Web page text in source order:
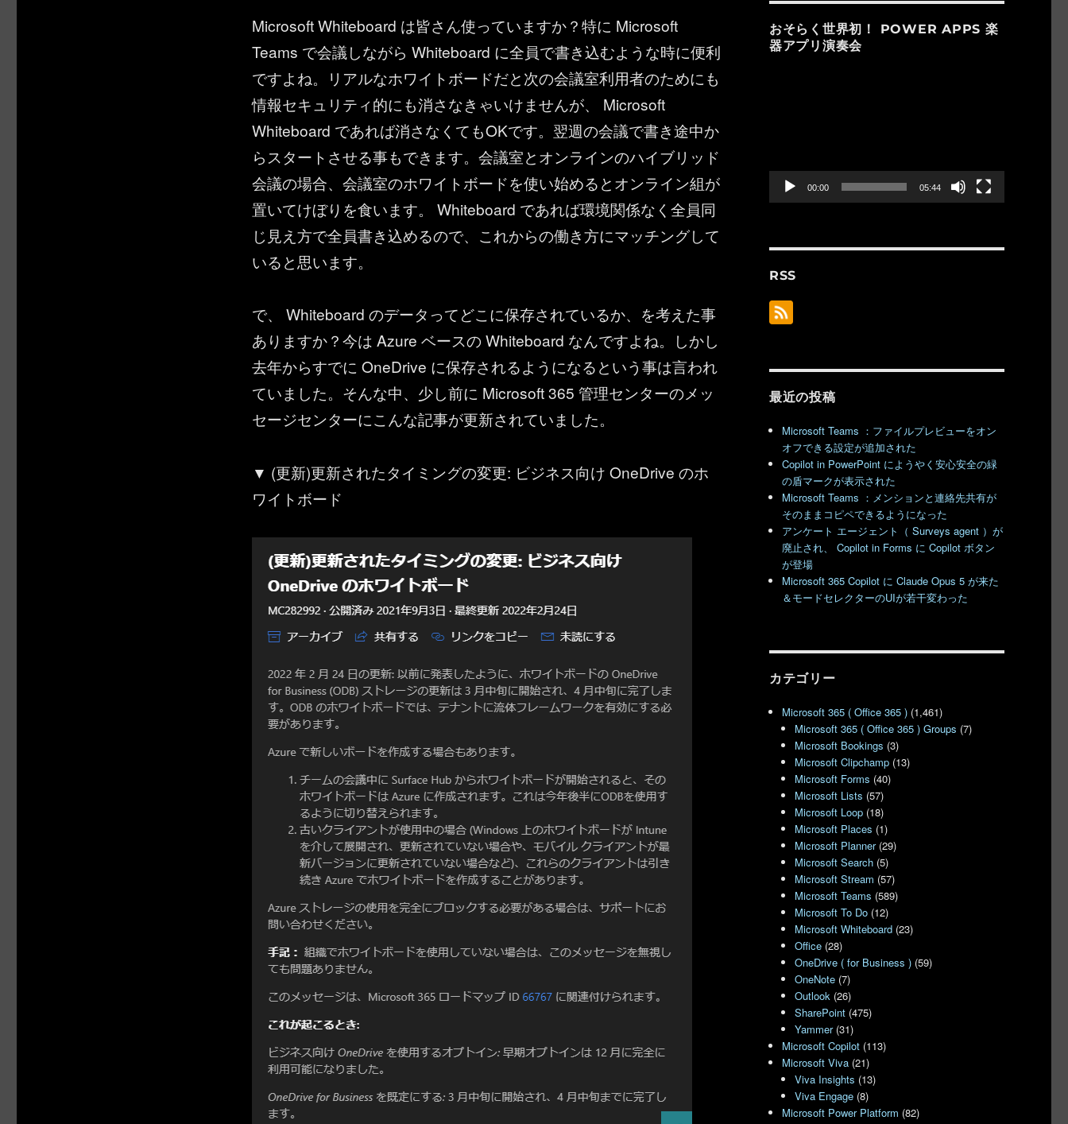
Microsoft Whiteboard は皆さん使っていますか？特に Microsoft
Teams で会議しながら Whiteboard に全員で書き込むような時に便利
ですよね。リアルなホワイトボードだと次の会議室利用者のためにも
情報セキュリティ的にも消さなきゃいけませんが、 Microsoft
Whiteboard であれば消さなくてもOKです。翌週の会議で書き途中か
らスタートさせる事もできます。会議室とオンラインのハイブリッド
会議の場合、会議室のホワイトボードを使い始めるとオンライン組が
置いてけぼりを食います。 Whiteboard であれば環境関係なく全員同
じ見え方で全員書き込めるので、これからの働き方にマッチングして
いると思います。
で、 Whiteboard のデータってどこに保存されているか、を考えた事
ありますか？今は Azure ベースの Whiteboard なんですよね。しかし
去年からすでに OneDrive に保存されるようになるという事は言われ
ていました。そんな中、少し前に Microsoft 365 管理センターのメッ
セージセンターにこんな記事が更新されていました。
▼ (更新)更新されたタイミングの変更: ビジネス向け OneDrive のホ
ワイトボード
おそらく世界初！ POWER APPS 楽
器アプリ演奏会
00:00 05:44
RSS
最近の投稿
Microsoft Teams ：ファイルプレビューをオン
オフできる設定が追加された
Copilot in PowerPoint にようやく安心安全の緑
の盾マークが表示された
Microsoft Teams ：メンションと連絡先共有が
そのままコピペできるようになった
アンケート エージェント（ Surveys agent ）が
廃止され、 Copilot in Forms に Copilot ボタン
が登場
Microsoft 365 Copilot に Claude Opus 5 が来た
＆モードセレクターのUIが若干変わった
カテゴリー
Microsoft 365 ( Office 365 ) (1,461)
Microsoft 365 ( Office 365 ) Groups (7)
Microsoft Bookings (3)
Microsoft Clipchamp (13)
Microsoft Forms (40)
Microsoft Lists (57)
Microsoft Loop (18)
Microsoft Places (1)
Microsoft Planner(29)
Microsoft Search (5)
Microsoft Stream (57)
Microsoft Teams (589)
Microsoft To Do (12)
Microsoft Whiteboard (23)
Office (28)
OneDrive ( for Business ) (59)
OneNote (7)
Outlook (26)
SharePoint (475)
Yammer(31)
Microsoft Copilot (113)
Microsoft Viva (21)
Viva Insights (13)
Viva Engage (8)
Microsoft Power Platform (82)